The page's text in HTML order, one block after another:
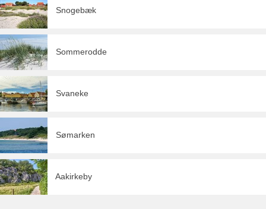
Snogebæk
Sommerodde
Svaneke
Sømarken
Aakirkeby